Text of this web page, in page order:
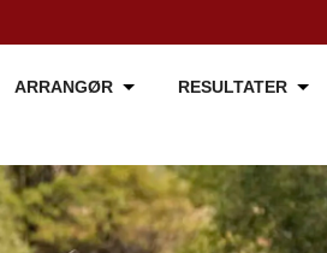
ARRANGØR RESULTATER